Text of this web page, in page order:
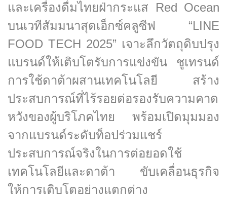
และเครื่องดื่มไทยฝ่ากระแส Red Ocean
บนเวทีสัมมนาสุดเอ็กซ์คลูซีฟ “LINE
FOOD TECH 2025” เจาะลึกวัตถุดิบปรุง
แบรนด์ให้เติบโตรับการแข่งขัน ชูเทรนด์
การใช้ดาต้าผสานเทคโนโลยี สร้าง
ประสบการณ์ที่ไร้รอยต่อรองรับความคาด
หวังของผู้บริโภคไทย พร้อมเปิดมุมมอง
จากแบรนด์ระดับท็อปร่วมแชร์
ประสบการณ์จริงในการต่อยอดใช้
เทคโนโลยีและดาต้า ขับเคลื่อนธุรกิจ
ให้การเติบโตอย่างแตกต่าง